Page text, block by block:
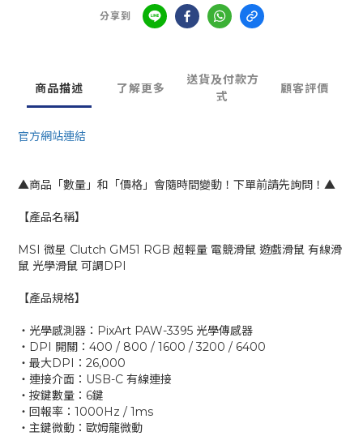
分享到
商品描述 了解更多
送貨及付款方
式
顧客評價
官方網站連結
▲商品「數量」和「價格」會隨時間變動！下單前請先詢問！▲
【產品名稱】
MSI 微星 Clutch GM51 RGB 超輕量 電競滑鼠 遊戲滑鼠 有線滑
鼠 光學滑鼠 可調DPI
【產品規格】
‧光學感測器：PixArt PAW-3395 光學傳感器
‧DPI 開關：400 / 800 / 1600 / 3200 / 6400
‧最大DPI：26,000
‧連接介面：USB-C 有線連接
‧按鍵數量：6鍵
‧回報率：1000Hz / 1ms
‧主鍵微動：歐姆龍微動